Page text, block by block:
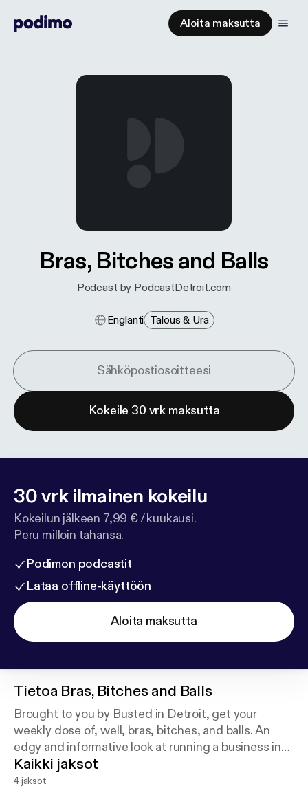
Aloita maksutta
Bras, Bitches and Balls
Podcast by PodcastDetroit.com
Englanti Talous & Ura
Kokeile 30 vrk maksutta
30 vrk ilmainen kokeilu
Kokeilun jälkeen 7,99 € / kuukausi.
Peru milloin tahansa.
Podimon podcastit
Lataa offline-käyttöön
Aloita maksutta
Tietoa Bras, Bitches and Balls
Brought to you by Busted in Detroit, get your
weekly dose of, well, bras, bitches, and balls. An
edgy and informative look at running a business in
downtown Detroit and more.
Kaikki jaksot
4 jaksot